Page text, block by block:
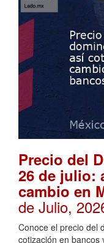
Precio del
26 de julio:
cambio en
de Julio,
Conoce el precio del
cotización en bancos